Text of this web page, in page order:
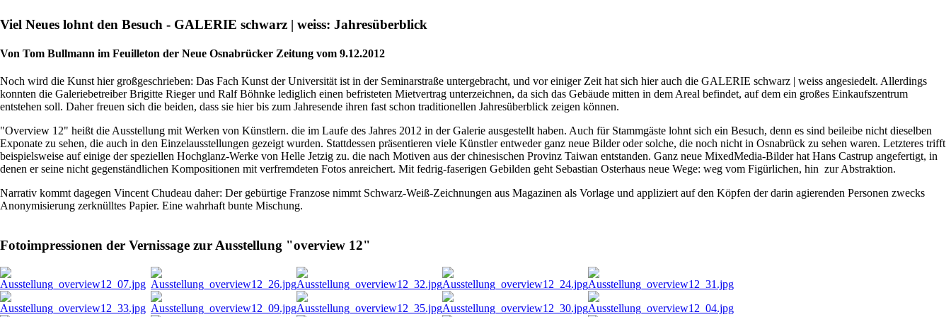
Viel Neues lohnt den Besuch - GALERIE schwarz | weiss: Jahresüberblick
Von Tom Bullmann im Feuilleton der Neue Osnabrücker Zeitung vom 9.12.2012
Noch wird die Kunst hier großgeschrie­ben: Das Fach Kunst der Uni­versität ist in der Seminar­straße untergebracht, und vor einiger Zeit hat sich hier auch die GALERIE schwarz | weiss angesiedelt. Allerdings
konnten die Galeriebetreiber Brigitte Rieger und Ralf Böhnke lediglich einen be­fristeten Mietvertrag unter­zeichnen, da sich das Gebäu­de mitten in dem Areal befin­det, auf dem ein großes Ein­kaufszentrum
entstehen soll. Daher freuen sich die beiden, dass sie hier bis zum Jahres­ende ihren fast schon traditi­onellen Jahresüberblick zei­gen können.
"Overview 12" heißt die Ausstellung mit Werken von Künstlern. die im Laufe des Jahres 2012 in der Galerie ausgestellt haben. Auch für Stammgäste lohnt sich ein Besuch, denn es sind beileibe nicht dieselben
Exponate zu sehen, die auch in den Einzel­ausstellungen gezeigt wur­den. Stattdessen präsentie­ren viele Künstler entweder ganz neue Bilder oder solche, die noch nicht in Osnabrück zu sehen waren. Letzteres trifft
beispielsweise auf eini­ge der speziellen Hochglanz-Werke von Helle Jetzig zu. die nach Motiven aus der chine­sischen Provinz Taiwan ent­standen. Ganz neue Mixed­Media-Bilder hat Hans Cas­trup angefertigt, in
denen er seine nicht gegenständlichen Kompositionen mit verfrem­deten Fotos anreichert. Mit fedrig-faserigen Gebilden geht Sebastian Osterhaus neue Wege: weg vom Figürli­chen, hin zur Abstraktion.
Narrativ kommt dagegen Vincent Chudeau daher: Der gebürtige Franzose nimmt Schwarz-Weiß-Zeichnungen aus Magazinen als Vorlage und appliziert auf den Köp­fen der darin agierenden Per­sonen zwecks
Anonymisie­rung zerknülltes Papier. Eine wahrhaft bunte Mischung.
Fotoimpressionen der Vernissage zur Ausstellung "overview 12"